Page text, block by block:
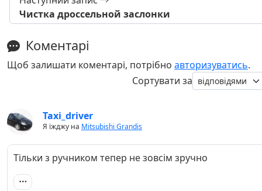
Чистка дроссельной заслонки
Коментарі
Щоб залишати коментарі, потрібно авторизуватись.
Сортувати за
Taxi_driver
Я їжджу на Mitsubishi Grandis
Тільки з ручником тепер не зовсім зручно